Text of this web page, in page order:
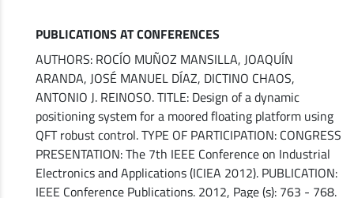
PUBLICATIONS AT CONFERENCES
AUTHORS: ROCÍO MUÑOZ MANSILLA, JOAQUÍN
ARANDA, JOSÉ MANUEL DÍAZ, DICTINO CHAOS,
ANTONIO J. REINOSO. TITLE: Design of a dynamic
positioning system for a moored floating platform using
QFT robust control. TYPE OF PARTICIPATION: CONGRESS
PRESENTATION: The 7th IEEE Conference on Industrial
Electronics and Applications (ICIEA 2012). PUBLICATION:
IEEE Conference Publications. 2012, Page (s): 763 - 768.